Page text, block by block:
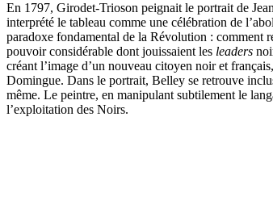
En 1797, Girodet-Trioson peignait le portrait de
interprété le tableau comme une célébration de
paradoxe fondamental de la Révolution : comment
pouvoir considérable dont jouissaient les leaders
créant l’image d’un nouveau citoyen noir et
Domingue. Dans le portrait, Belley se retrouve
même. Le peintre, en manipulant subtilement le
l’exploitation des Noirs.